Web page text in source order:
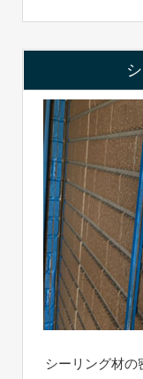
シーリング材の